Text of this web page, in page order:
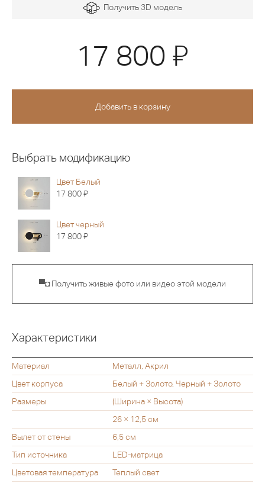
Получить 3D модель
17 800 Я
Выбрать модификацию
Цвет Белый
17 800Я
Цвет черный
17 800Я
▀◘ Получить живые фото или видео этой модели
Характеристики
Материал
Металл, Акрил
Цвет корпуса
Белый + Золото, Черный + Золото
Размеры
(Ширина × Высота)
26 × 12,5 см
Вылет от стены
6,5 см
Тип источника
LED-матрица
Цветовая температура
Теплый свет